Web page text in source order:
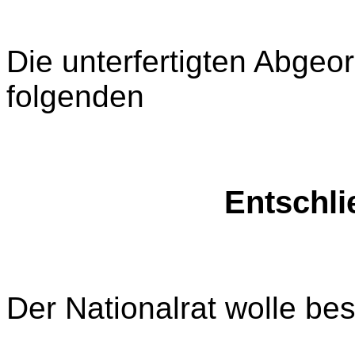
Die unterfertigten
folgenden
Der Nationalrat wolle